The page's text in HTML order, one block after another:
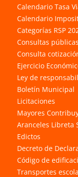
Calendario Tasa
Calendario
Categorías RSP
Consultas públicas
Consulta
Ejercicio
Ley de
Boletín Municipal
Licitaciones
Mayores
Aranceles Libreta
Edictos
Decreto de
Código de
Transportes